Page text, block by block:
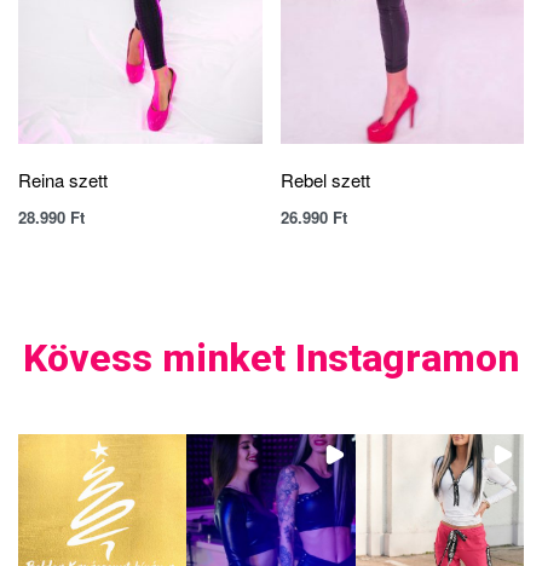
Reina szett
28.990 Ft
Rebel szett
26.990 Ft
Kövess minket Instagramon